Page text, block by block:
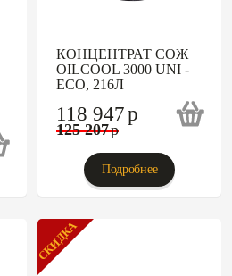
КОНЦЕНТРАТ СОЖ
OILCOOL 3000 UNI -
ECO, 216Л
118 947p
125 207p
Подробнее
СКИДКА